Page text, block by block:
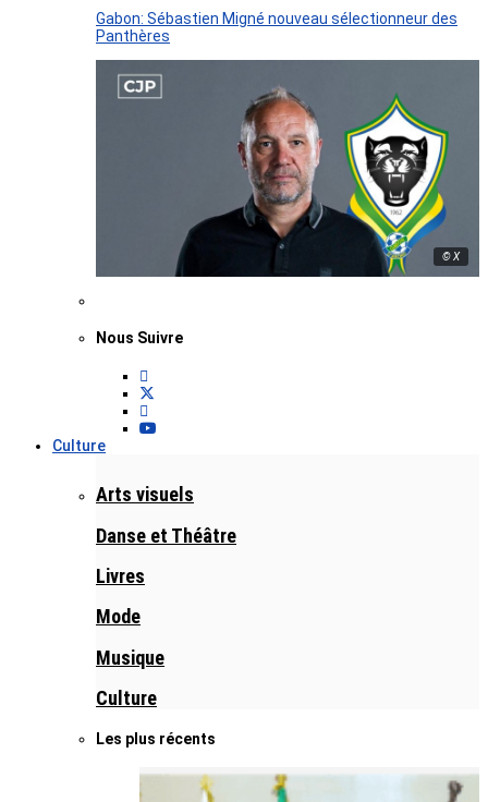
Gabon: Sébastien Migné nouveau sélectionneur des
Panthères
© X
Nous Suivre
Culture
Arts visuels
Danse et Théâtre
Livres
Mode
Musique
Culture
Les plus récents